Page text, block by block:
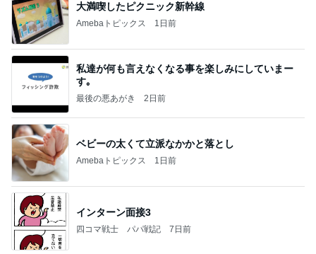
大満喫したピクニック新幹線
Amebaトピックス 1日前
私達が何も言えなくなる事を楽しみにしていまー
す｡
最後の悪あがき 2日前
ベビーの太くて立派なかかと落とし
Amebaトピックス 1日前
インターン面接3
四コマ戦士 パパ戦記 7日前